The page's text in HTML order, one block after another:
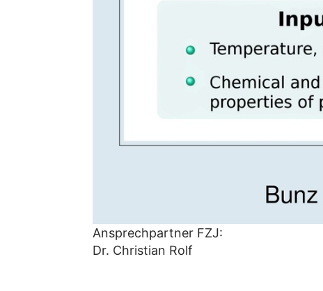
Ansprechpartner FZJ:
Dr. Christian Rolf